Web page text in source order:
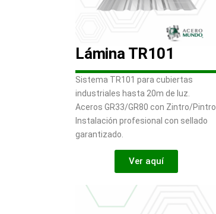
Lámina TR101
Sistema TR101 para cubiertas
industriales hasta 20m de luz.
Aceros GR33/GR80 con Zintro/Pintro.
Instalación profesional con sellado
garantizado.
Ver aquí